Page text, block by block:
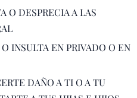
O DESPRECIA A LAS
INSULTA EN PRIVADO O EN
DAÑO A TI O A TU